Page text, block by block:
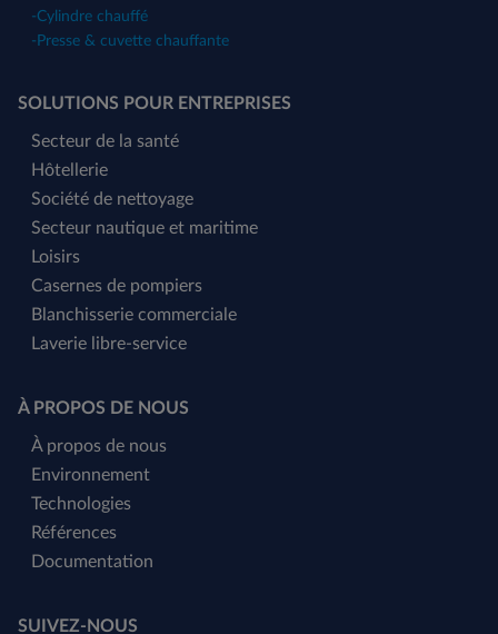
-Cylindre chauffé
- Presse & cuvette chauffante
SOLUTIONS POUR ENTREPRISES
Secteur de la santé
Hôtellerie
Société de nettoyage
Secteur nautique et maritime
Loisirs
Casernes de pompiers
Blanchisserie commerciale
Laverie libre-service
À PROPOS DE NOUS
À propos de nous
Environnement
Technologies
Références
Documentation
SUIVEZ-NOUS